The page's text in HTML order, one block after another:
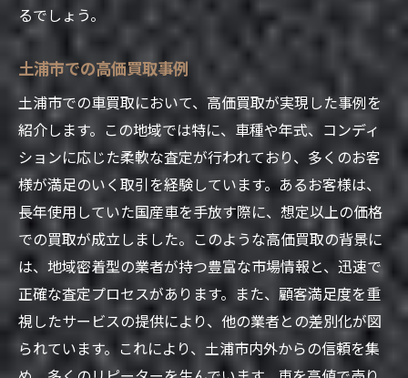
るでしょう。
土浦市での高価買取事例
土浦市での車買取において、高価買取が実現した事例を
紹介します。この地域では特に、車種や年式、コンディ
ションに応じた柔軟な査定が行われており、多くのお客
様が満足のいく取引を経験しています。あるお客様は、
長年使用していた国産車を手放す際に、想定以上の価格
での買取が成立しました。このような高価買取の背景に
は、地域密着型の業者が持つ豊富な市場情報と、迅速で
正確な査定プロセスがあります。また、顧客満足度を重
視したサービスの提供により、他の業者との差別化が図
られています。これにより、土浦市内外からの信頼を集